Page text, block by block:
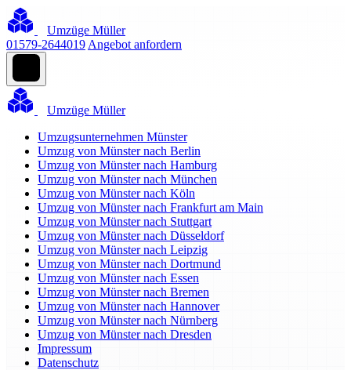
Umzüge Müller
01579-2644019 Angebot anfordern
Umzüge Müller
Umzugsunternehmen Münster
Umzug von Münster nach Berlin
Umzug von Münster nach Hamburg
Umzug von Münster nach München
Umzug von Münster nach Köln
Umzug von Münster nach Frankfurt am Main
Umzug von Münster nach Stuttgart
Umzug von Münster nach Düsseldorf
Umzug von Münster nach Leipzig
Umzug von Münster nach Dortmund
Umzug von Münster nach Essen
Umzug von Münster nach Bremen
Umzug von Münster nach Hannover
Umzug von Münster nach Nürnberg
Umzug von Münster nach Dresden
Impressum
Datenschutz